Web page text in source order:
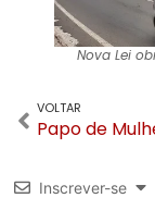
Nova Lei
VOLTAR
Inscrever-se